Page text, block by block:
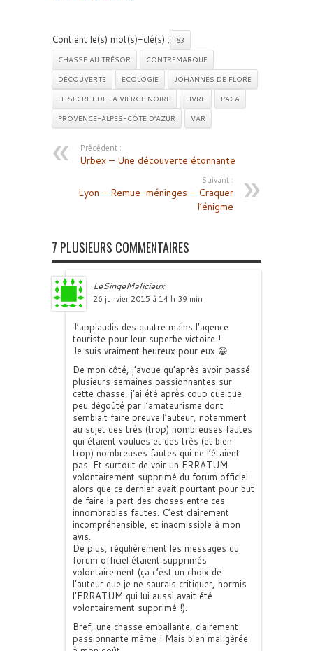
Contient le(s) mot(s)-clé(s) :
83
CHASSE AU TRÉSOR
CONTREMARQUE
DÉCOUVERTE
ECOLOGIE
JOHANNES DE FLORE
LE SECRET DE LA VIERGE NOIRE
LIVRE
PACA
PROVENCE-ALPES-CÔTE D’AZUR
VAR
Précédent :
Urbex – Une découverte étonnante
Suivant :
Lyon – Remue-méninges – Craquer
l’énigme
7 PLUSIEURS COMMENTAIRES
LeSingeMalicieux
26 janvier 2015 à 14 h 39 min
J’applaudis des quatre mains l’agence
touriste pour leur superbe victoire !
Je suis vraiment heureux pour eux 😀
De mon côté, j’avoue qu’après avoir passé
plusieurs semaines passionnantes sur
cette chasse, j’ai été après coup quelque
peu dégoûté par l’amateurisme dont
semblait faire preuve l’auteur, notamment
au sujet des très (trop) nombreuses fautes
qui étaient voulues et des très (et bien
trop) nombreuses fautes qui ne l’étaient
pas. Et surtout de voir un ERRATUM
volontairement supprimé du forum officiel
alors que ce dernier avait pourtant pour but
de faire la part des choses entre ces
innombrables fautes. C’est clairement
incompréhensible, et inadmissible à mon
avis.
De plus, régulièrement les messages du
forum officiel étaient supprimés
volontairement (ça c’est un choix de
l’auteur que je ne saurais critiquer, hormis
l’ERRATUM qui lui aussi avait été
volontairement supprimé !).
Bref, une chasse emballante, clairement
passionnante même ! Mais bien mal gérée